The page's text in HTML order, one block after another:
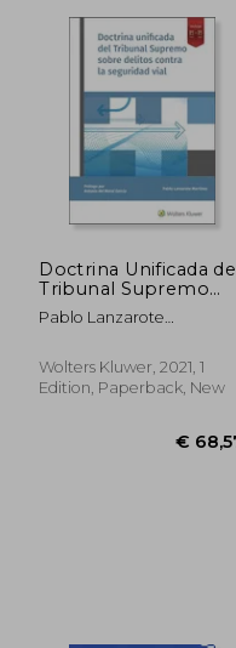
€
Doctrina Unificada
Tribunal Supremo
Sobre Delitos Contra
la Seguridad Vial (in
Pablo Lanzarote
Wolters Kluwer, 2021, 1
Edition, Paperback, New